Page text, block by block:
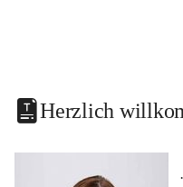
Herzlich